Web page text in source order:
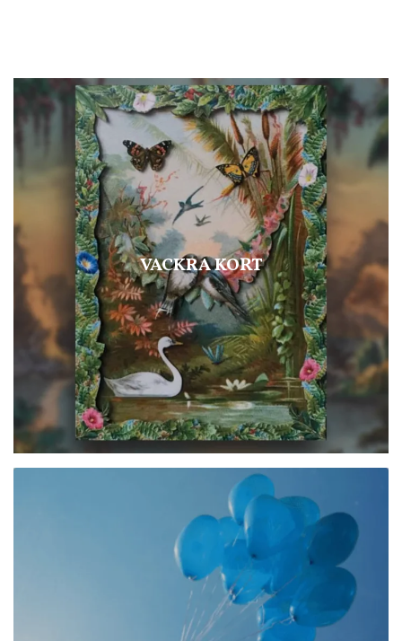
VACKRA KORT